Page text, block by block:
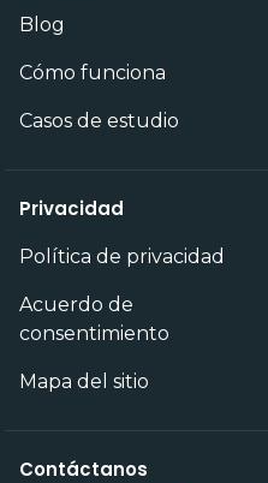
Blog
Cómo funciona
Casos de estudio
Privacidad
Política de privacidad
Acuerdo de
consentimiento
Mapa del sitio
Contáctanos